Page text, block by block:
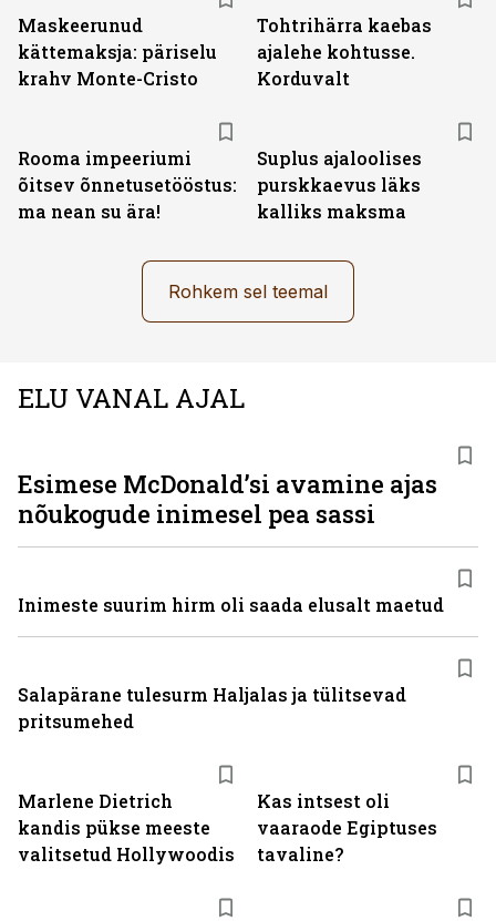
Maskeerunud
kättemaksja: päriselu
krahv Monte-Cristo
Tohtrihärra kaebas
ajalehe kohtusse.
Korduvalt
Rooma impeeriumi
õitsev õnnetusetööstus:
ma nean su ära!
Suplus ajaloolises
purskkaevus läks
kalliks maksma
Rohkem sel teemal
ELU VANAL AJAL
Marlene Dietrich
kandis pükse meeste
valitsetud Hollywoodis
Kas intsest oli
vaaraode Egiptuses
tavaline?
Esimese McDonaldʼsi avamine ajas
nõukogude inimesel pea sassi
Inimeste suurim hirm oli saada elusalt maetud
Salapärane tulesurm Haljalas ja tülitsevad
pritsumehed